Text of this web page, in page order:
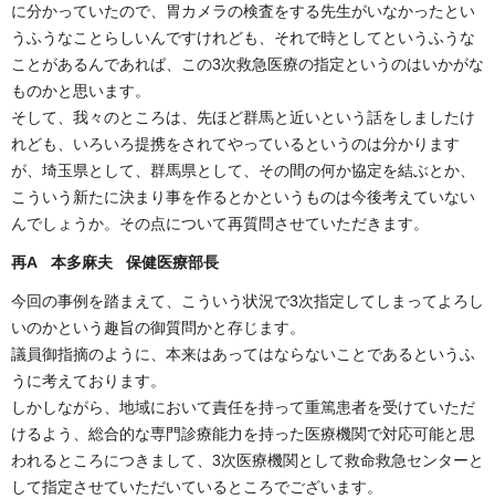
に分かっていたので、胃カメラの検査をする先生がいなかったとい
うふうなことらしいんですけれども、それで時としてというふうな
ことがあるんであれば、この3次救急医療の指定というのはいかがな
ものかと思います。
そして、我々のところは、先ほど群馬と近いという話をしましたけ
れども、いろいろ提携をされてやっているというのは分かります
が、埼玉県として、群馬県として、その間の何か協定を結ぶとか、
こういう新たに決まり事を作るとかというものは今後考えていない
んでしょうか。その点について再質問させていただきます。
再A 本多麻夫 保健医療部長
今回の事例を踏まえて、こういう状況で3次指定してしまってよろし
いのかという趣旨の御質問かと存じます。
議員御指摘のように、本来はあってはならないことであるというふ
うに考えております。
しかしながら、地域において責任を持って重篤患者を受けていただ
けるよう、総合的な専門診療能力を持った医療機関で対応可能と思
われるところにつきまして、3次医療機関として救命救急センターと
して指定させていただいているところでございます。